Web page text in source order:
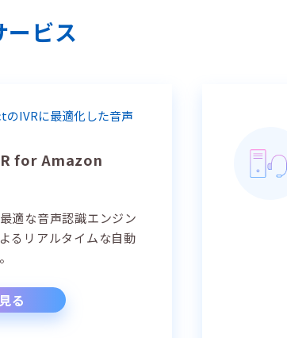
ービス
IVRに最適化した音声
for Amazon
適な音声認識エンジン
るリアルタイムな自動
る